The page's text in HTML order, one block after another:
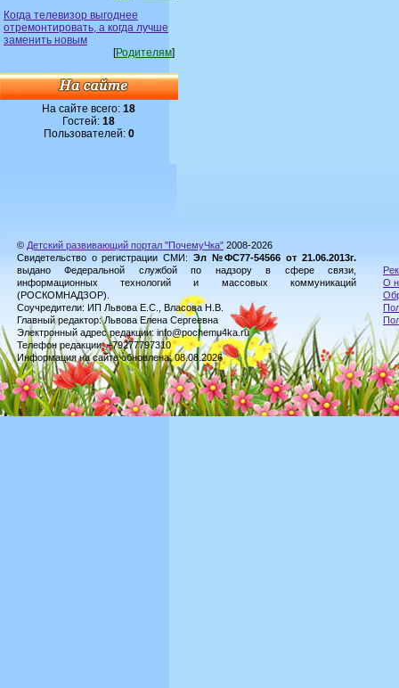
Когда телевизор выгоднее
отремонтировать, а когда лучше
заменить новым
[Родителям]
На сайте всего:18
Гостей:18
Пользователей: 0
© Детский развивающий портал "ПочемуЧка" 2008-2026
Свидетельство о регистрации СМИ: Эл №ФС77-54566 от 21.06.2013г.
выдано Федеральной службой по надзору в сфере связи,
информационных технологий и массовых коммуникаций
(РОСКОМНАДЗОР).
Соучредители: ИП Львова Е.С., Власова Н.В.
Главный редактор: Львова Елена Сергеевна
Электронный адрес редакции: info@pochemu4ka.ru
Телефон редакции: +79277797310
Информация на сайте обновлена: 08.08.2026
О